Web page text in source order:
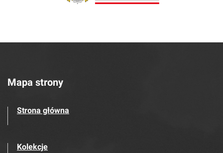
Mapa strony
Strona główna
Kolekcje